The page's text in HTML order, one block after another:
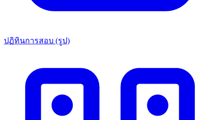
ปฏิทินการสอบ (รูป)